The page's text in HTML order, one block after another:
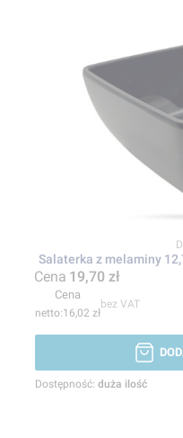
Salaterka z melaminy
Cena 19,70 zł
Cena
16,02 zł
bez VAT
Dostępność: duża ilość